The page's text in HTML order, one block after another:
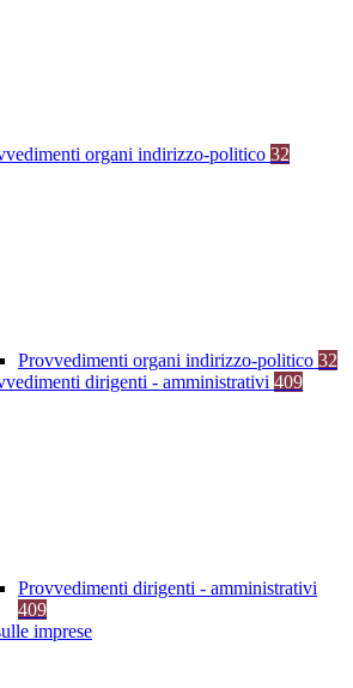
organi indirizzo-politico 32
Provvedimenti organi indirizzo-politico 32
dirigenti - amministrativi 409
Provvedimenti dirigenti - amministrativi
409
imprese